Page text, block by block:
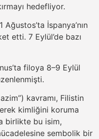
hedefliyor.
Ağustos’ta İspanya’nın
etti. 7 Eylül’de bazı
filoya 8–9 Eylül
kavramı, Filistin
kimliğini koruma
birlikte bu isim,
sembolik bir